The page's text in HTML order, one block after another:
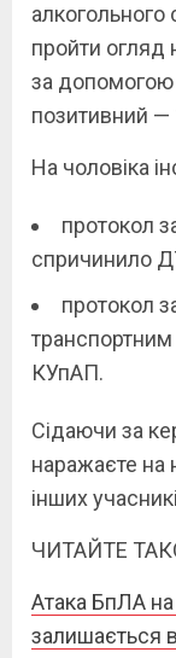
алкогольного
пройти огляд
за допомогою
позитивний —
На чоловіка
протокол
спричинило
протокол
транспортним
КУпАП.
Сідаючи за
наражаєте на
інших
ЧИТАЙТЕ
Атака БпЛА
залишається